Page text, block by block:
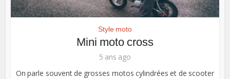
Style moto
Mini moto cross
5 ans ago
On parle souvent de grosses motos cylindrées et de scooter